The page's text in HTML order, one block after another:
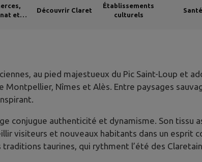
et
Découvrir Claret
Établissements
culturels
Santé
au pied majestueux du Pic Saint-Loup et
Montpellier, Nîmes et Alès. Entre paysages
conjugue authenticité et dynamisme. Son
visiteurs et nouveaux habitants dans un esprit
taurines, qui rythment l’été des